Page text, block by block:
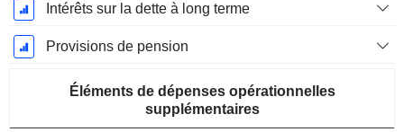
Intérêts sur la dette à long terme
Provisions de pension
Éléments de dépenses opérationnelles
supplémentaires